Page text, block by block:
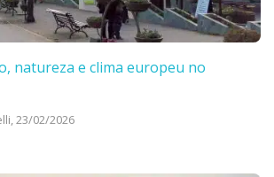
natureza e clima europeu no
23/02/2026